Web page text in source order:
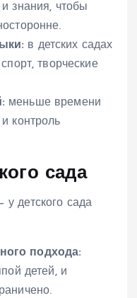
знания, чтобы
в детских садах
творческие
меньше времени
контроль
сада
детского сада
подхода:
детей, и